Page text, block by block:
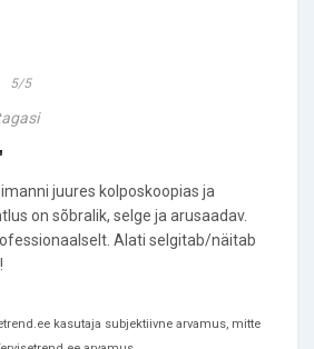
5/5
juures kolposkoopias ja
on sõbralik, selge ja arusaadav.
Alati selgitab/näitab
kasutaja subjektiivne arvamus, mitte